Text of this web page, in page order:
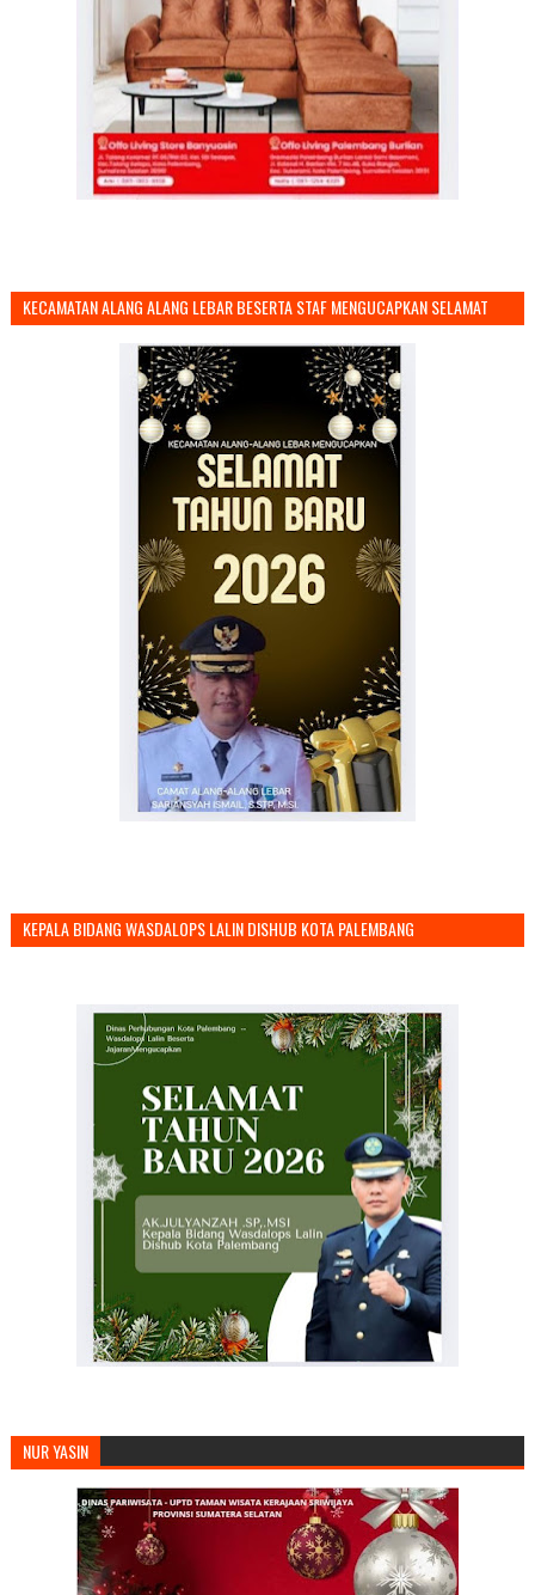
KECAMATAN ALANG ALANG LEBAR BESERTA STAF MENGUCAPKAN SELAMAT
KEPALA BIDANG WASDALOPS LALIN DISHUB KOTA PALEMBANG
NUR YASIN